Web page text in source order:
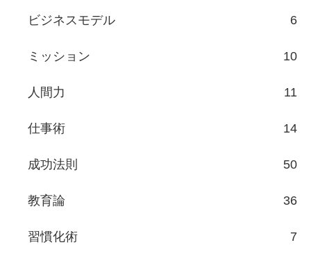
ビジネスモデル 6
ミッション 10
人間力 11
仕事術 14
成功法則 50
教育論 36
習慣化術 7